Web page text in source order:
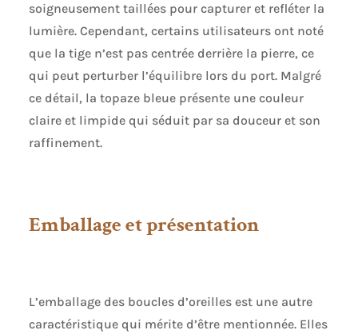
soigneusement taillées pour capturer et refléter la
lumière. Cependant, certains utilisateurs ont noté
que la tige n’est pas centrée derrière la pierre, ce
qui peut perturber l’équilibre lors du port. Malgré
ce détail, la topaze bleue présente une couleur
claire et limpide qui séduit par sa douceur et son
raffinement.
Emballage et présentation
L’emballage des boucles d’oreilles est une autre
caractéristique qui mérite d’être mentionnée. Elles